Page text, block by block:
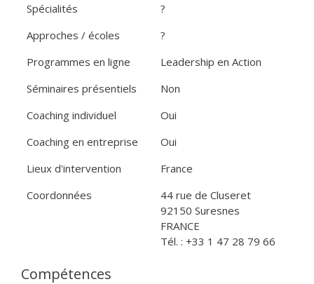
Spécialités
?
Approches / écoles
?
Programmes en ligne
Leadership en Action
Séminaires présentiels
Non
Coaching individuel
Oui
Coaching en entreprise
Oui
Lieux d'intervention
France
Coordonnées
44 rue de Cluseret
92150 Suresnes
FRANCE
Tél. : +33 1 47 28 79 66
Compétences